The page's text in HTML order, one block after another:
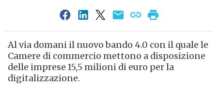
Al via domani il nuovo bando 4.0 con il quale le
Camere di commercio mettono a disposizione
delle imprese 15,5 milioni di euro per la
digitalizzazione.